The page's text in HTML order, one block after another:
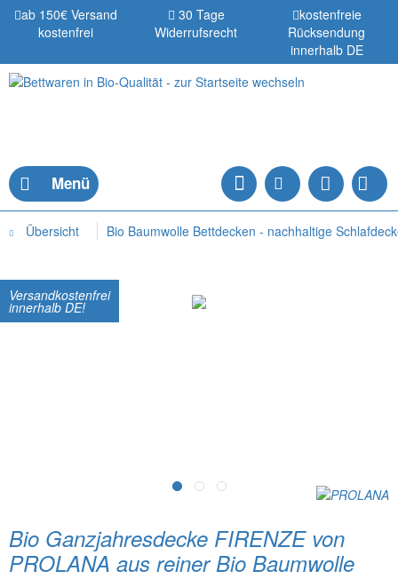
ab 150€ Versand
kostenfrei
30 Tage
Widerrufsrecht
kostenfreie
Rücksendung
innerhalb DE
Menü
Übersicht Bio Baumwolle Bettdecken - nachhaltige
Versandkostenfrei
innerhalb DE!
Bio Ganzjahresdecke FIRENZE von
PROLANA aus reiner Bio Baumwolle